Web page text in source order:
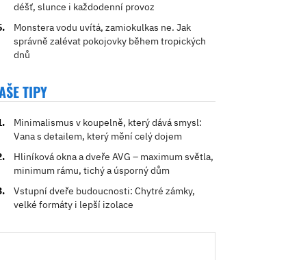
déšť, slunce i každodenní provoz
Monstera vodu uvítá, zamiokulkas ne. Jak
správně zalévat pokojovky během tropických
dnů
TIPY
Minimalismus v koupelně, který dává smysl:
Vana s detailem, který mění celý dojem
Hliníková okna a dveře AVG – maximum světla,
minimum rámu, tichý a úsporný dům
Vstupní dveře budoucnosti: Chytré zámky,
velké formáty i lepší izolace